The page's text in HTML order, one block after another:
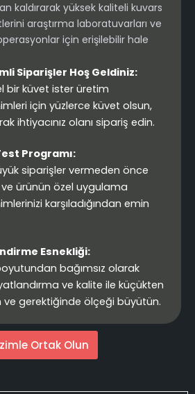
kaldırarak yüksek kaliteli kuvars
araştırma laboratuvarları ve
için erişilebilir hale
Siparişler Hoş Geldiniz:
bir küvet ister üretim
için yüzlerce küvet olsun,
ihtiyacınız olanı sipariş edin.
Programı:
siparişler vermeden önce
ürünün özel uygulama
karşıladığından emin
Esnekliği:
bağımsız olarak
ve kalite ile küçükten
ve gerektiğinde ölçeği büyütün.
Ortak Olun